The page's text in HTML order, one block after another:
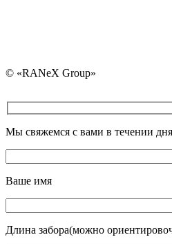
© «RANeX Group»
Мы свяжемся с вами в течении
Ваше имя
Длина забора(можно